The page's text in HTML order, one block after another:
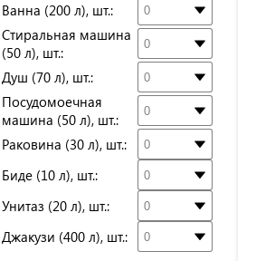
Ванна (200 л), шт.:
Стиральная машина
(50 л), шт.:
Душ (70 л), шт.:
Посудомоечная
машина (50 л), шт.:
Раковина (30 л), шт.:
Биде (10 л), шт.:
Унитаз (20 л), шт.:
Джакузи (400 л), шт.: